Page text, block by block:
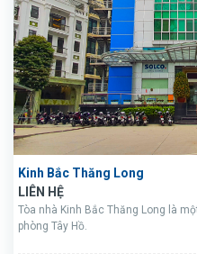
Kinh Bắc Thăng Long
LIÊN HỆ
Tòa nhà Kinh Bắc Thăng Long là
phòng Tây Hồ.